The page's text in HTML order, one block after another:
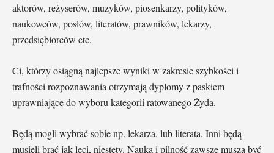
aktorów, reżyserów, muzyków, piosenkarzy, polityków,
naukowców, posłów, literatów, prawników, lekarzy,
przedsiębiorców etc.
Ci, którzy osiągną najlepsze wyniki w zakresie szybkości i
trafności rozpoznawania otrzymają dyplomy z paskiem
uprawniające do wyboru kategorii ratowanego Żyda.
Będą mogli wybrać sobie np. lekarza, lub literata. Inni będą
musieli brać jak leci, niestety. Nauka i pilność zawsze muszą być